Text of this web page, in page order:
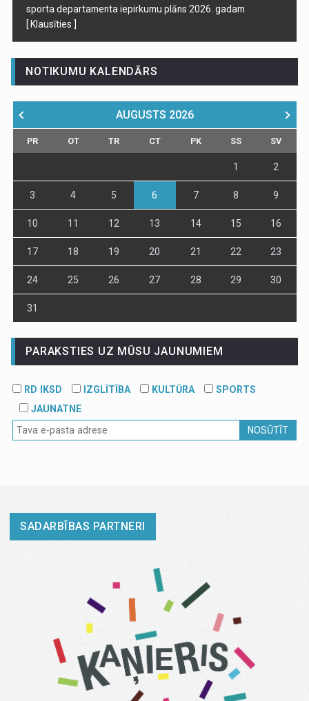
sporta departamenta iepirkumu plāns 2026. gadam
[ Klausīties ]
NOTIKUMU KALENDĀRS
AUGUSTS 2026
PR OT TR CT PK SS SV
1 2
3 4 5 6 7 8 9
10 11 12 13 14 15 16
17 18 19 20 21 22 23
24 25 26 27 28 29 30
31
PARAKSTIES UZ MŪSU JAUNUMIEM
RD IKSD IZGLĪTĪBA KULTŪRA
SPORTS
JAUNATNE
NOSŪTĪT
SADARBĪBAS PARTNERI